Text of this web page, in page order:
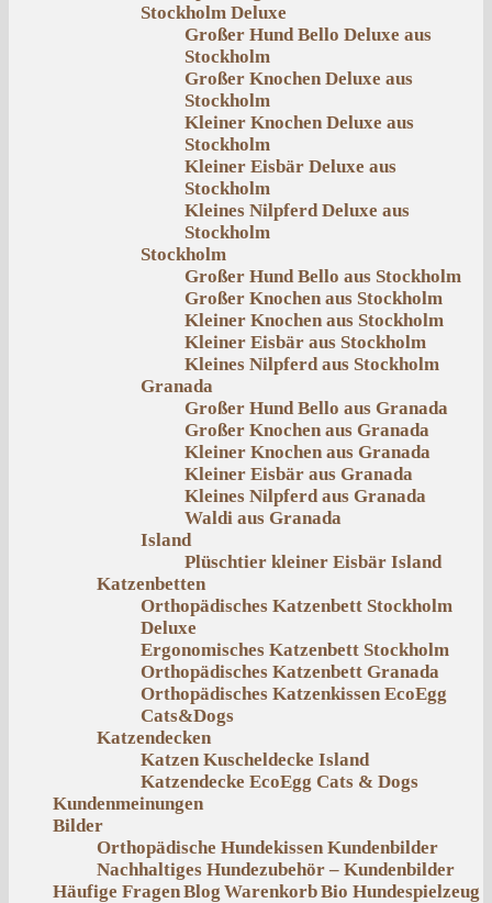
Stockholm Deluxe
Großer Hund Bello Deluxe aus
Stockholm
Großer Knochen Deluxe aus
Stockholm
Kleiner Knochen Deluxe aus
Stockholm
Kleiner Eisbär Deluxe aus
Stockholm
Kleines Nilpferd Deluxe aus
Stockholm
Stockholm
Großer Hund Bello aus Stockholm
Großer Knochen aus Stockholm
Kleiner Knochen aus Stockholm
Kleiner Eisbär aus Stockholm
Kleines Nilpferd aus Stockholm
Granada
Großer Hund Bello aus Granada
Großer Knochen aus Granada
Kleiner Knochen aus Granada
Kleiner Eisbär aus Granada
Kleines Nilpferd aus Granada
Waldi aus Granada
Island
Plüschtier kleiner Eisbär Island
Katzenbetten
Orthopädisches Katzenbett Stockholm
Deluxe
Ergonomisches Katzenbett Stockholm
Orthopädisches Katzenbett Granada
Orthopädisches Katzenkissen EcoEgg
Cats&Dogs
Katzendecken
Katzen Kuscheldecke Island
Katzendecke EcoEgg Cats & Dogs
Kundenmeinungen
Bilder
Orthopädische Hundekissen Kundenbilder
Nachhaltiges Hundezubehör – Kundenbilder
Häufige FragenBlog WarenkorbBio Hundespielzeug